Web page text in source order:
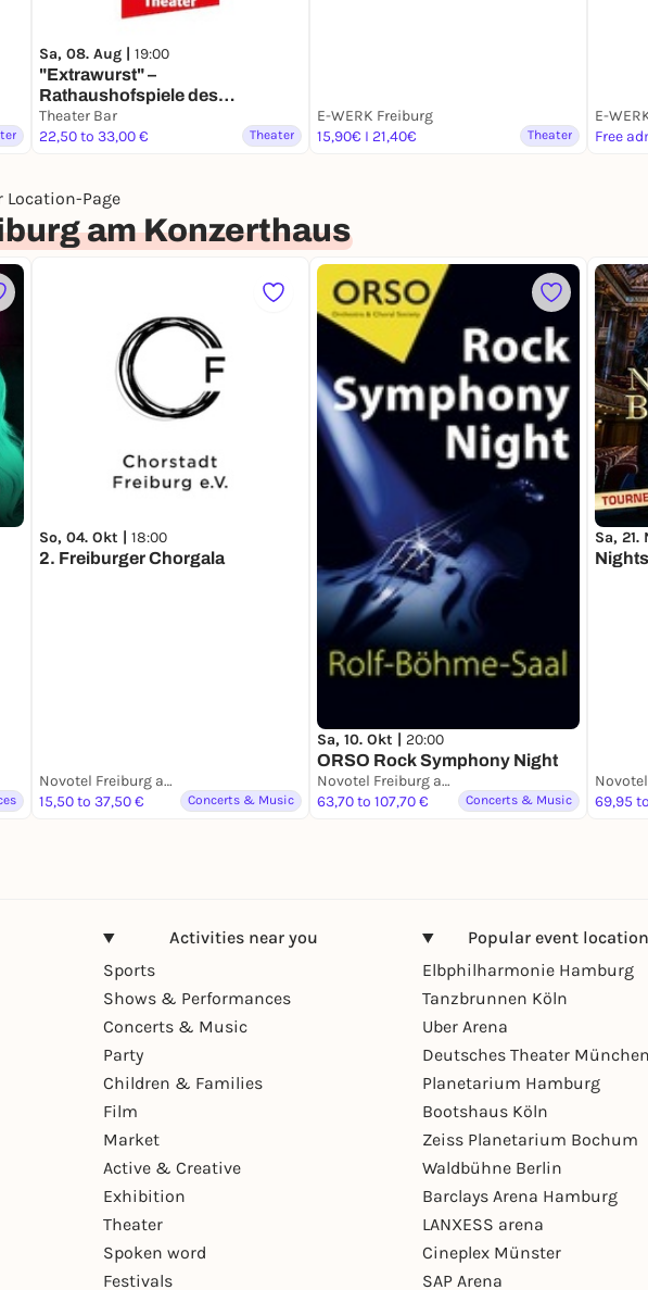
Sa, 08. Aug | 19:00
"Extrawurst" –
Rathaushofspiele des
Wallgraben Theaters
Theater Bar
22,50 to 33,00 €
Theater
E-WERK Freiburg
15,90€ I 21,40€
Theater
E-
Free
Location-Page
am Konzerthaus
So, 04. Okt | 18:00
2. Freiburger Chorgala
Novotel Freiburg am Konzerthaus
15,50 to 37,50 €
Concerts & Music
Sa, 10. Okt | 20:00
ORSO Rock Symphony Night
Novotel Freiburg am Konzerthaus
63,70 to 107,70 €
Concerts & Music
Sa, 21.
69,95
Activities near you
Sports
Shows & Performances
Concerts & Music
Party
Children & Families
Film
Market
Active & Creative
Exhibition
Theater
Spoken word
Festivals
Popular event
Elbphilharmonie Hamburg
Tanzbrunnen Köln
Uber Arena
Deutsches Theater
Planetarium Hamburg
Bootshaus Köln
Zeiss Planetarium Bochum
Waldbühne Berlin
Barclays Arena Hamburg
LANXESS arena
Cineplex Münster
SAP Arena